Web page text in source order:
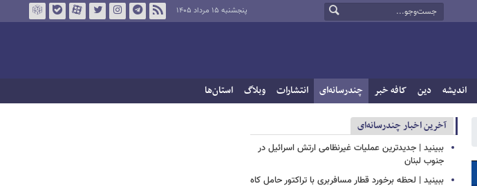
پنجشنبه ۱۵ مرداد ۱۴۰۵
اندیشه دین کافه خبر چندرسانه‌ای انتشارات وبلاگ استان‌ها
آخرین اخبار چندرسانه‌ای
ببینید | جدیدترین عملیات غیرنظامی ارتش اسرائیل در
جنوب لبنان
ببینید | لحظه برخورد قطار مسافربری با تراکتور حامل کاه